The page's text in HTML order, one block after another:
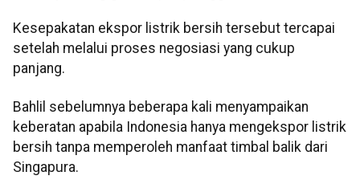
Kesepakatan ekspor listrik bersih tersebut tercapai
setelah melalui proses negosiasi yang cukup
panjang.
Bahlil sebelumnya beberapa kali menyampaikan
keberatan apabila Indonesia hanya mengekspor listrik
bersih tanpa memperoleh manfaat timbal balik dari
Singapura.